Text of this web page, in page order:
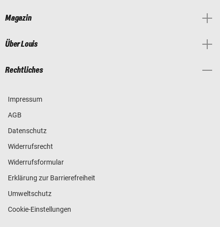
Magazin
Über Louis
Rechtliches
Impressum
AGB
Datenschutz
Widerrufsrecht
Widerrufsformular
Erklärung zur Barrierefreiheit
Umweltschutz
Cookie-Einstellungen